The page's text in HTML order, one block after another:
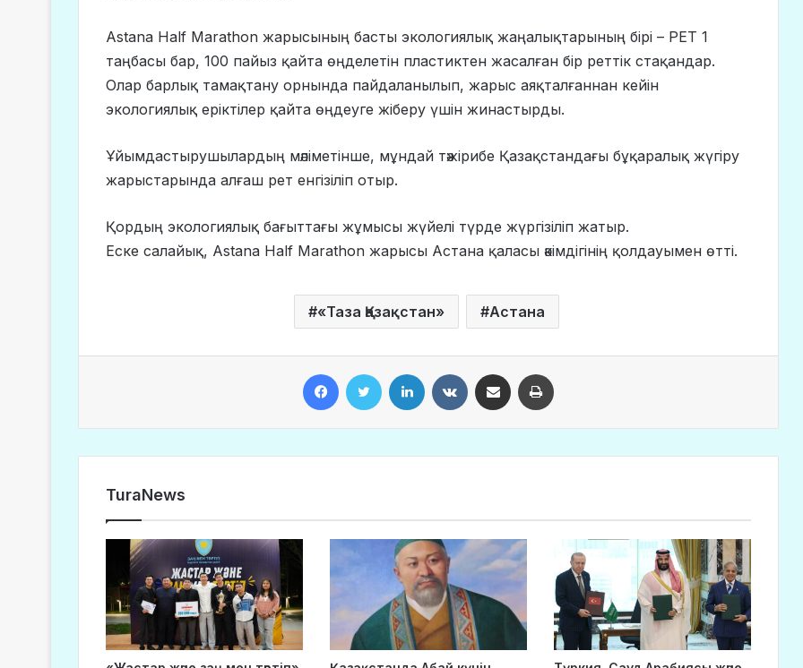
Astana Half Marathon жарысының басты экологиялық жаңалықтарының бірі – PET 1
таңбасы бар, 100 пайыз қайта өңделетін пластиктен жасалған бір реттік стақандар.
Олар барлық тамақтану орнында пайдаланылып, жарыс аяқталғаннан кейін
экологиялық еріктілер қайта өңдеуге жіберу үшін жинастырды.
Ұйымдастырушылардың мәліметінше, мұндай тәжірибе Қазақстандағы бұқаралық жүгіру
жарыстарында алғаш рет енгізіліп отыр.
Қордың экологиялық бағыттағы жұмысы жүйелі түрде жүргізіліп жатыр.
Еске салайық, Astana Half Marathon жарысы Астана қаласы әкімдігінің қолдауымен өтті.
«Таза Қазақстан» Астана
TuraNews